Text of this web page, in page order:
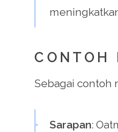
CONTOH
Sebagai contoh
Sarapan: